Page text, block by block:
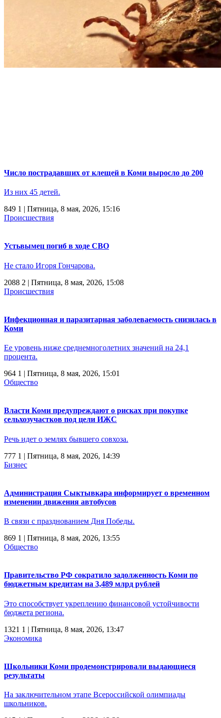
Число пострадавших от клещей в Коми выросло до 200
Из них 45 детей.
849 1 | Пятница, 8 мая, 2026, 15:16
Происшествия
Устьвымец погиб в ходе СВО
Не стало Игоря Гончарова.
2088 2 | Пятница, 8 мая, 2026, 15:08
Происшествия
Инфекционная и паразитарная заболеваемость снизилась в
Коми
Ее уровень ниже среднемноголетних значений на 24,1
процента.
964 1 | Пятница, 8 мая, 2026, 15:01
Общество
Власти Коми предупреждают о рисках при покупке
сельхозучастков под цели ИЖС
Речь идет о землях бывшего совхоза.
777 1 | Пятница, 8 мая, 2026, 14:39
Бизнес
Администрация Сыктывкара информирует о временном
изменении движения автобусов
В связи с празднованием Дня Победы.
869 1 | Пятница, 8 мая, 2026, 13:55
Общество
Правительство РФ сократило задолженность Коми по
бюджетным кредитам на 3,489 млрд рублей
Это способствует укреплению финансовой устойчивости
бюджета региона.
1321 1 | Пятница, 8 мая, 2026, 13:47
Экономика
Школьники Коми продемонстрировали выдающиеся
результаты
На заключительном этапе Всероссийской олимпиады
школьников.